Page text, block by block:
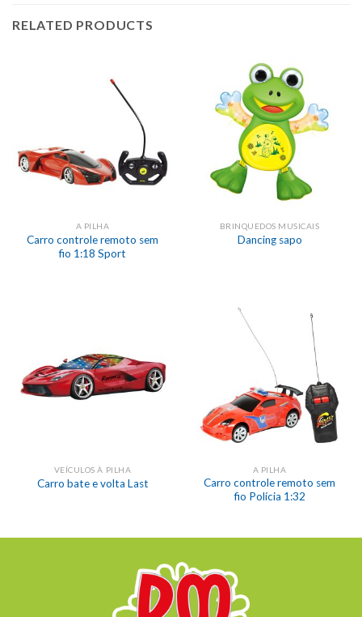
RELATED PRODUCTS
A PILHA
Carro controle remoto sem
fio 1:18 Sport
BRINQUEDOS MUSICAIS
Dancing sapo
VEÍCULOS À PILHA
Carro bate e volta Last
A PILHA
Carro controle remoto sem
fio Polícia 1:32